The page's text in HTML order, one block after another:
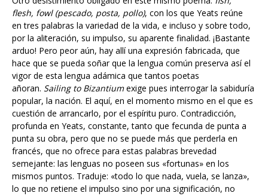
en tres palabras la variedad de la vida, e incluso y sobre todo,
por la aliteración, su impulso, su aparente finalidad. ¡Bastante
arduo! Pero peor aún, hay allí una expresión fabricada, que
hace que se pueda soñar que la lengua común preserva así el
vigor de esta lengua adámica que tantos poetas
añoran. Sailing to Bizantiumexige pues interrogar la sabiduría
popular, la nación. El aquí, en el momento mismo en el que es
cuestión de arrancarlo, por el espíritu puro. Contradicción,
profunda en Yeats, constante, tanto que fecunda de punta a
punta su obra, pero que no se puede más que perderla en
francés, que no ofrece para estas palabras brevedad
semejante: las lenguas no poseen sus «fortunas» en los
mismos puntos. Traduje: «todo lo que nada, vuela, se lanza»,
lo que no retiene el impulso sino por una significación, no
dentro de la sustancia verbal.